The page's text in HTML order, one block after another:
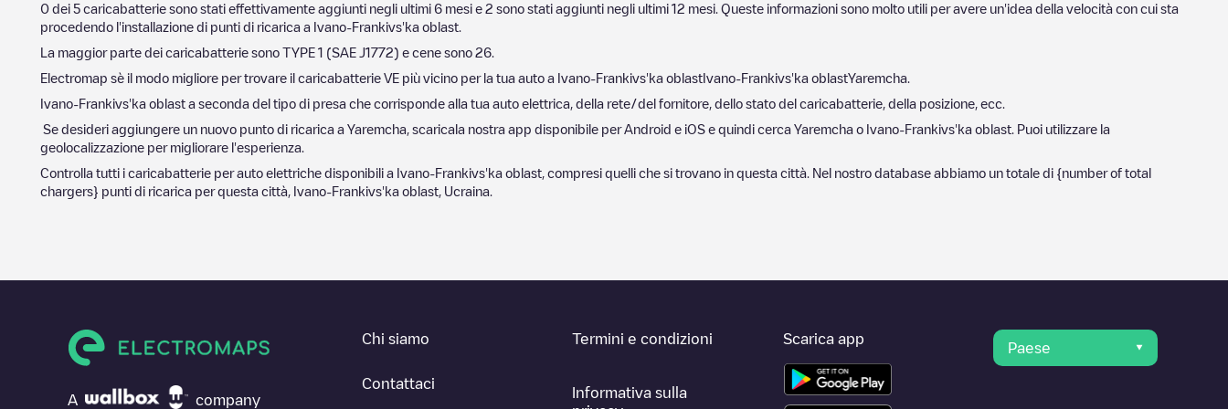
0 dei 5 caricabatterie sono stati effettivamente aggiunti negli ultimi 6 mesi e 2 sono stati aggiunti negli ultimi 12 mesi. Queste informazioni sono molto utili per avere un'idea della velocità con cui sta
procedendo l'installazione di punti di ricarica a Ivano-Frankivs'ka oblast
La maggior parte dei caricabatterie sono TYPE 1 (SAE J1772) e cene sono 26
Electromap sè il modo migliore per trovare il caricabatterie VE più vicino per la tua auto a Ivano-Frankivs'ka oblastIvano-Frankivs'ka oblastYaremcha
Ivano-Frankivs'ka oblast a seconda del tipo di presa che corrisponde alla tua auto elettrica, della rete/del fornitore, dello stato del caricabatterie, della posizione, ecc.
Se desideri aggiungere un nuovo punto di ricarica a Yaremcha , scaricala nostra app disponibile per Android e iOS e quindi cerca Yaremcha o Ivano-Frankivs'ka oblast . Puoi utilizzare la
geolocalizzazione per migliorare l'esperienza.
Controlla tutti i caricabatterie per auto elettriche disponibili a Ivano-Frankivs'ka oblast , compresi quelli che si trovano in questa città. Nel nostro database abbiamo un totale di {number of total
chargers} punti di ricarica per questa città, Ivano-Frankivs'ka oblast Ucraina
A company
Chi siamo
Contattaci
Termini e condizioni
Informativa sulla
Scarica app
Paese